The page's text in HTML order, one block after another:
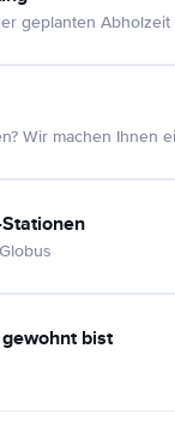
geplanten Abholzeit
Wir machen Ihnen
bist